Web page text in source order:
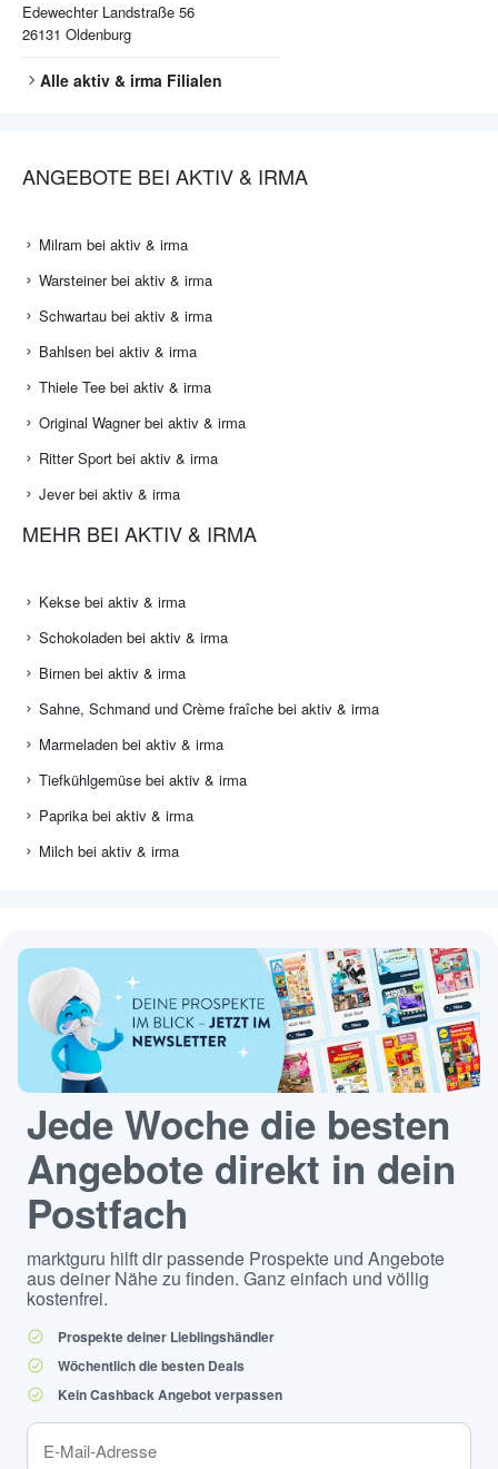
Edewechter Landstraße 56
26131 Oldenburg
Alle aktiv & irma Filialen
ANGEBOTE BEI AKTIV & IRMA
Milram bei aktiv & irma
Warsteiner bei aktiv & irma
Schwartau bei aktiv & irma
Bahlsen bei aktiv & irma
Thiele Tee bei aktiv & irma
Original Wagner bei aktiv & irma
Ritter Sport bei aktiv & irma
Jever bei aktiv & irma
MEHR BEI AKTIV & IRMA
Kekse bei aktiv & irma
Schokoladen bei aktiv & irma
Birnen bei aktiv & irma
Sahne, Schmand und Crème fraîche bei aktiv & irma
Marmeladen bei aktiv & irma
Tiefkühlgemüse bei aktiv & irma
Paprika bei aktiv & irma
Milch bei aktiv & irma
Jede Woche die besten
Angebote direkt in dein
Postfach
marktguru hilft dir passende Prospekte und Angebote
aus deiner Nähe zu finden. Ganz einfach und völlig
kostenfrei.
Prospekte deiner Lieblingshändler
Wöchentlich die besten Deals
Kein Cashback Angebot verpassen